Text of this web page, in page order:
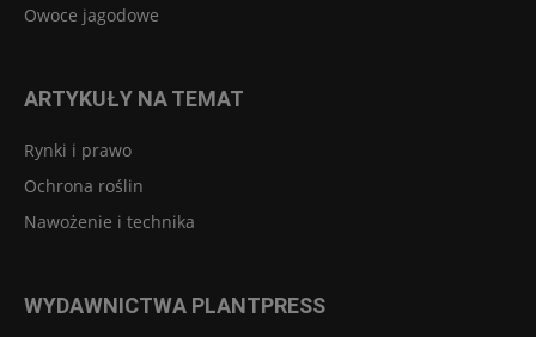
Owoce jagodowe
ARTYKUŁY NA TEMAT
Rynki i prawo
Ochrona roślin
Nawożenie i technika
WYDAWNICTWA PLANTPRESS